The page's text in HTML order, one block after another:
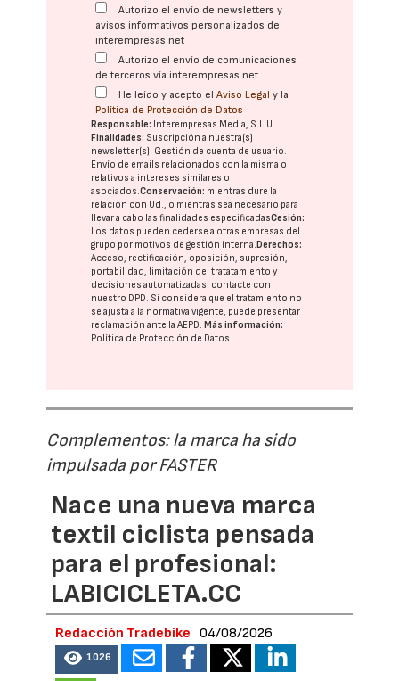
Autorizo el envío de newsletters y
avisos informativos personalizados de
interempresas.net
Autorizo el envío de comunicaciones
de terceros vía interempresas.net
He leído y acepto elAviso Legal y la
Política de Protección de Datos
Responsable: Interempresas Media, S.L.U.
Finalidades: Suscripción a nuestra(s)
newsletter(s). Gestión de cuenta de usuario.
Envío de emails relacionados con la misma o
relativos a intereses similares o
asociados.Conservación: mientras dure la
relación con Ud., o mientras sea necesario para
llevar a cabo las finalidades especificadasCesión:
Los datos pueden cederse a otras empresas del
grupo por motivos de gestión interna. Derechos:
Acceso, rectificación, oposición, supresión,
portabilidad, limitación del tratatamiento y
decisiones automatizadas: contacte con
nuestro DPD. Si considera que el tratamiento no
se ajusta a la normativa vigente, puede presentar
reclamación ante laAEPD. Más información:
Política de Protección de Datos
Complementos: la marca ha sido
impulsada por FASTER
Nace una nueva marca
textil ciclista pensada
para el profesional:
LABICICLETA.CC
Redacción Tradebike 04/08/2026
1026